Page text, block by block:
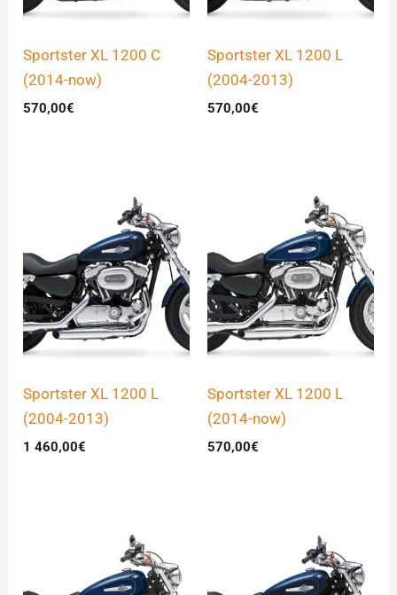
Sportster XL 1200 C
(2014-now)
570,00€
Sportster XL 1200 L
(2004-2013)
570,00€
Sportster XL 1200 L
(2004-2013)
1 460,00€
Sportster XL 1200 L
(2014-now)
570,00€